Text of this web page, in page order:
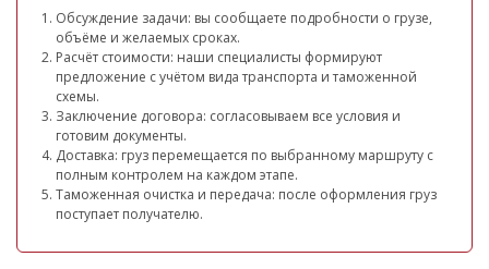
Обсуждение задачи: вы сообщаете подробности о грузе,
объёме и желаемых сроках.
Расчёт стоимости: наши специалисты формируют
предложение с учётом вида транспорта и таможенной
схемы.
Заключение договора: согласовываем все условия и
готовим документы.
Доставка: груз перемещается по выбранному маршруту с
полным контролем на каждом этапе.
Таможенная очистка и передача: после оформления груз
поступает получателю.